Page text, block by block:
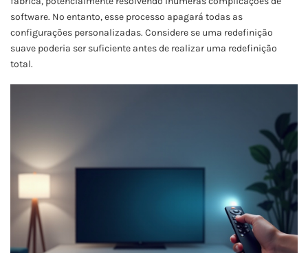
software. No entanto, esse processo apagará todas as
configurações personalizadas. Considere se uma redefinição
suave poderia ser suficiente antes de realizar uma redefinição
total.